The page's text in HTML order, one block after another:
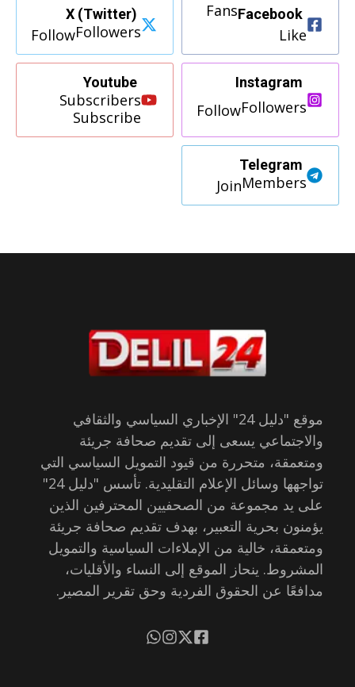
Facebook
Fans
Like
X (Twitter)
Followers
Follow
Instagram
Followers
Follow
Youtube
Subscribers
Subscribe
Telegram
Members
Join
موقع "دليل 24" الإخباري السياسي والثقافي
والاجتماعي يسعى إلى تقديم صحافة جريئة
ومتعمقة، متحررة من قيود التمويل السياسي التي
تواجهها وسائل الإعلام التقليدية. تأسس "دليل 24"
على يد مجموعة من الصحفيين المحترفين الذين
يؤمنون بحرية التعبير، بهدف تقديم صحافة جريئة
ومتعمقة، خالية من الإملاءات السياسية والتمويل
المشروط. ينحاز الموقع إلى النساء والأقليات،
مدافعًا عن الحقوق الفردية وحق تقرير المصير.